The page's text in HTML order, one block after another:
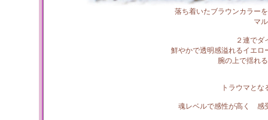
落ち着いたブラウンカラー
マ
２連でダ
鮮やかで透明感溢れるイエロ
腕の上で揺れ
トラウマと
魂レベルで感性が高く